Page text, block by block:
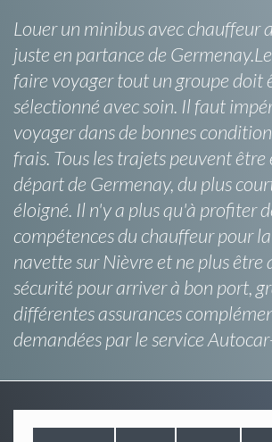
Louer un minibus avec chauffeur
juste en partance de
faire voyager tout un groupe doit
sélectionné avec soin. Il faut
voyager dans de bonnes
frais. Tous les trajets peuvent être
départ de Germenay, du plus
éloigné. Il n'y a plus qu'à profiter
compétences du chauffeur pour
navette sur Nièvre et ne plus être
sécurité pour arriver à bon port,
différentes assurances
demandées par le service